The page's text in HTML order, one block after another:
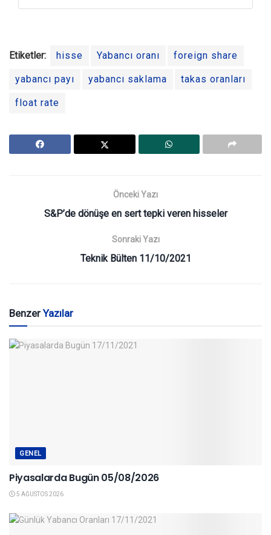
Etiketler: hisse Yabancı oranı foreign share
yabancı payı yabancı saklama takas oranları
float rate
Önceki Yazı
S&P’de dönüşe en sert tepki veren hisseler
Sonraki Yazı
Teknik Bülten 11/10/2021
BenzerYazılar
GENEL
Piyasalarda Bugün 05/08/2026
5 AĞUSTOS 2026